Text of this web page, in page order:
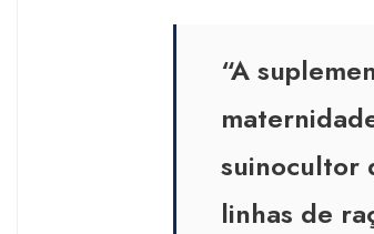
“A
suinocultor
linhas de